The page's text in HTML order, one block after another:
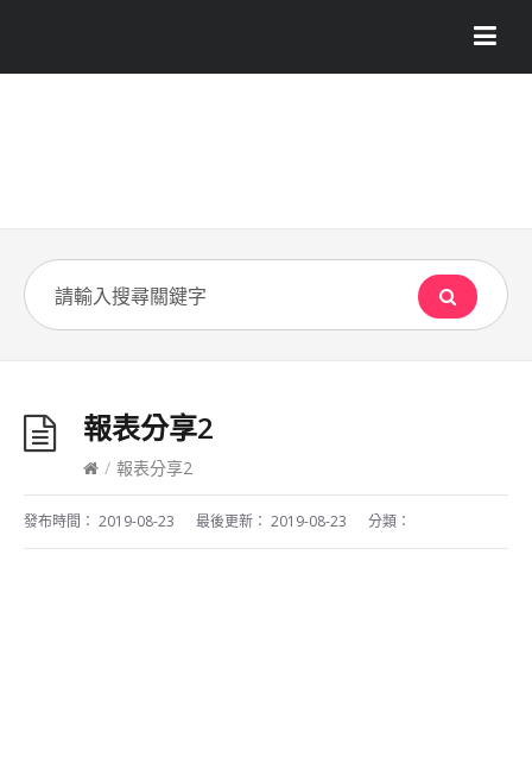
報表分享2
/ 報表分享2
發布時間： 2019-08-23 最後更新： 2019-08-23 分類：